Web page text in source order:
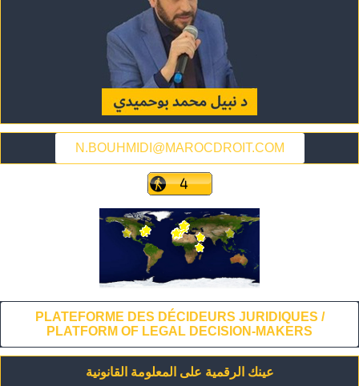
N.BOUHMIDI@MAROCDROIT.COM
PLATEFORME DES DÉCIDEURS JURIDIQUES /
PLATFORM OF LEGAL DECISION-MAKERS
عينك الرقمية على المعلومة القانونية